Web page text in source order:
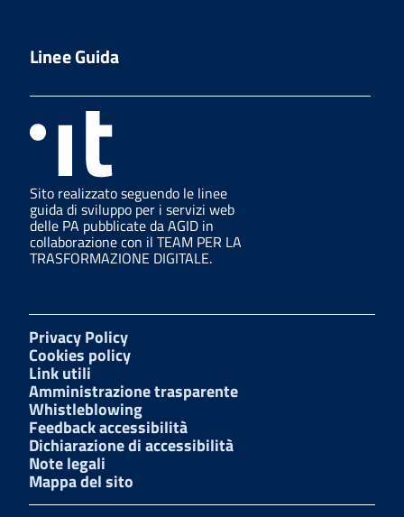
Linee Guida
Sito realizzato seguendo le linee
guida di sviluppo per i servizi web
delle PA pubblicate da AGID in
collaborazione con il TEAM PER LA
TRASFORMAZIONE DIGITALE.
Privacy Policy
Cookies policy
Link utili
Amministrazione trasparente
Whistleblowing
Feedback accessibilità
Dichiarazione di accessibilità
Note legali
Mappa del sito